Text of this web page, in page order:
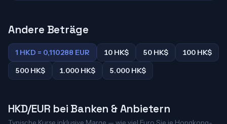
Andere Beträge
1 HKD = 0,110288 EUR 10 HK$ 50 HK$
100 HK$
500 HK$
1.000 HK$ 5.000 HK$
HKD/EUR bei Banken & Anbietern